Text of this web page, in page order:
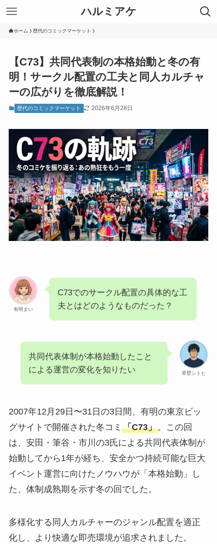
ハルミアケ
ホーム 歴代のコミックマーケット
【C73】共同代表制の本格始動と冬の有
明！サークル配置の工夫と同人カルチャ
ーの広がりを徹底解説！
歴代のコミックマーケット 2026年6月28日
有明まい
C73でのサークル配置の具体的な工
夫とはどのようなものだった？
草壁シトヒ
共同代表体制が本格始動したこと
による運営の変化を知りたい
2007年12月29日〜31日の3日間、有明の東京ビッ
グサイトで開催された冬コミ 「C73」。この回
は、安田・筆谷・市川の3氏による共同代表体制が
始動してから1年が経ち、安全かつ持続可能な巨大
イベント運営に向けたノウハウが「本格始動」し
た、体制成熟期を示す冬の回でした。
多様化する同人カルチャーのジャンル配置を適正
化し、より快適な即売環境が追求されました。